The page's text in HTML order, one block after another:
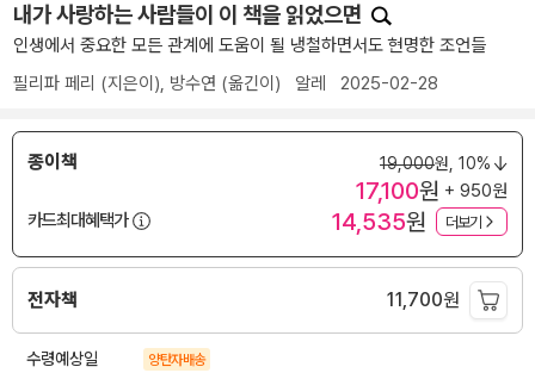
내가 사랑하는 사람들이 이 책을 읽었으면
인생에서 중요한 모든 관계에 도움이 될 냉철하면서도 현명한 조언들
필리파 페리 (지은이), 방수연 (옮긴이) 알레 2025-02-28
종이책 19,000원, 10%
17,100원 + 950원
카드최대혜택가
14,535원 더보기
전자책 11,700원
수령예상일 양탄자배송